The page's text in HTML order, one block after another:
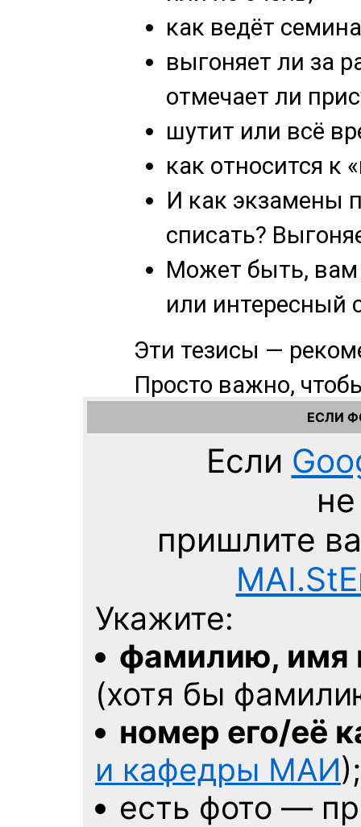
ЕСЛИ
Если
пришлите
Укажите:
фамилию, имя
(хотя бы
номер его/её
и кафедры МАИ);
есть фото —